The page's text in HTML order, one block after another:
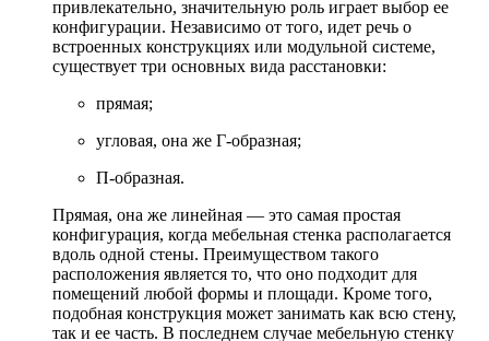
привлекательно, значительную роль играет выбор ее
конфигурации. Независимо от того, идет речь о
встроенных конструкциях или модульной системе,
существует три основных вида расстановки:
прямая;
угловая, она же Г-образная;
П-образная.
Прямая, она же линейная — это самая простая
конфигурация, когда мебельная стенка располагается
вдоль одной стены. Преимуществом такого
расположения является то, что оно подходит для
помещений любой формы и площади. Кроме того,
подобная конструкция может занимать как всю стену,
так и ее часть. В последнем случае мебельную стенку